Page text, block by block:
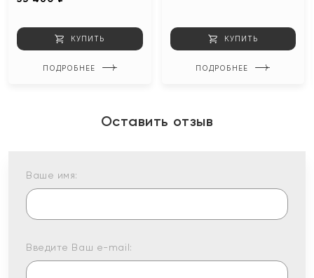
КУПИТЬ
ПОДРОБНЕЕ
КУПИТЬ
ПОДРОБНЕЕ
Оставить отзыв
Ваше имя:
Введите Ваш e-mail: